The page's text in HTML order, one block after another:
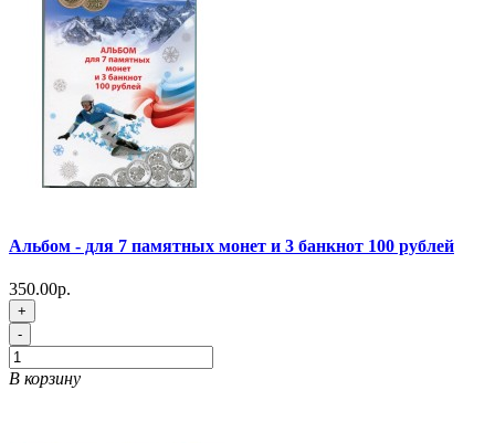
Альбом - для 7 памятных монет и 3 банкнот 100 рублей
350.00р.
+
-
В корзину